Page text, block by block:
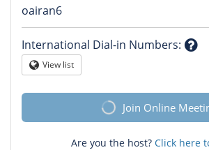
mark
oairan6
International Dial-in Numbers:
Globe
View list
Join Online
Are you the host? Click here